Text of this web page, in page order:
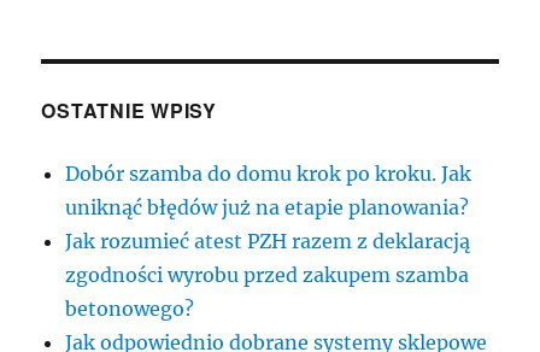
OSTATNIE WPISY
Dobór szamba do domu krok po kroku. Jak
uniknąć błędów już na etapie planowania?
Jak rozumieć atest PZH razem z deklaracją
zgodności wyrobu przed zakupem szamba
betonowego?
Jak odpowiednio dobrane systemy sklepowe